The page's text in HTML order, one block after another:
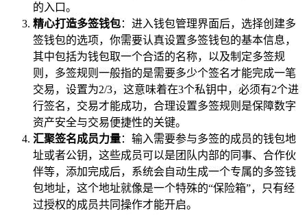
的入口。
精心打造多签钱包：进入钱包管理界面后，选择创建多
签钱包的选项，你需要认真设置多签钱包的基本信息，
其中包括为钱包取一个合适的名称，以及制定多签规
则，多签规则一般指的是需要多少个签名才能完成一笔
交易，设置为2/3，这意味着在3个私钥中，必须有2个进
行签名，交易才能成功，合理设置多签规则是保障数字
资产安全与交易便捷性的关键。
汇聚签名成员力量：输入需要参与多签的成员的钱包地
址或者公钥，这些成员可以是团队内部的同事、合作伙
伴等，添加完成后，系统会自动生成一个专属的多签钱
包地址，这个地址就像是一个特殊的“保险箱”，只有经
过授权的成员共同操作才能开启。